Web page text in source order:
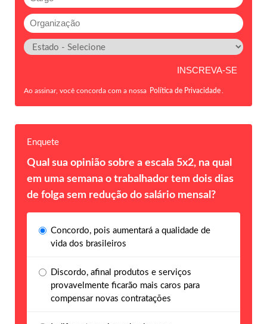
Ao assinar, você concorda com a nossa Política de Privacidade
Enquete
Qual sua opinião sobre a escala 5x2, na qual
em uma semana o trabalhador tem dois dias
de folga sem redução do salário mensal?
Concordo, pois aumentará a qualidade de
vida dos brasileiros
Discordo, afinal produtos e serviços
provavelmente ficarão mais caros para
compensar novas contratações